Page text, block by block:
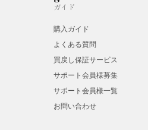
ガイド
購入ガイド
よくある質問
買戻し保証サービス
サポート会員様募集
サポート会員様一覧
お問い合わせ